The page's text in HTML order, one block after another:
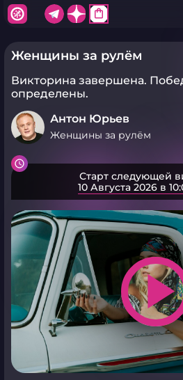
shopping_bag
Женщины за рулём
Викторина завершена.
определены.
Антон Юрьев
Женщины за рулём
Старт следующей
10 Августа 2026 в